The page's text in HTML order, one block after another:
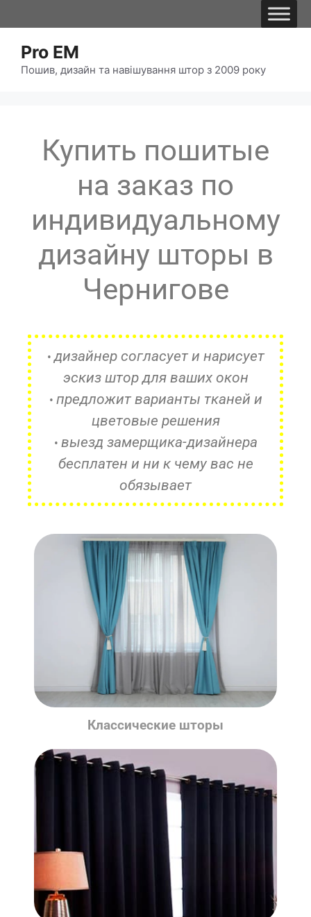
Pro EM
Пошив, дизайн та навішування штор з 2009 року
Купить пошитые
на заказ по
индивидуальному
дизайну шторы в
Чернигове
•дизайнер согласует и нарисует
эскиз штор для ваших окон
• предложит варианты тканей и
цветовые решения
• выезд замерщика-дизайнера
бесплатен и ни к чему вас не
обязывает
Классические шторы